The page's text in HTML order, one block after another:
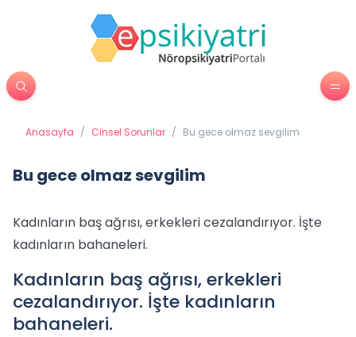
Anasayfa / Cinsel Sorunlar / Bu gece olmaz sevgilim
Bu gece olmaz sevgilim
Kadınların baş ağrısı, erkekleri cezalandırıyor. İşte
kadınların bahaneleri.
Kadınların baş ağrısı, erkekleri
cezalandırıyor. İşte kadınların
bahaneleri.